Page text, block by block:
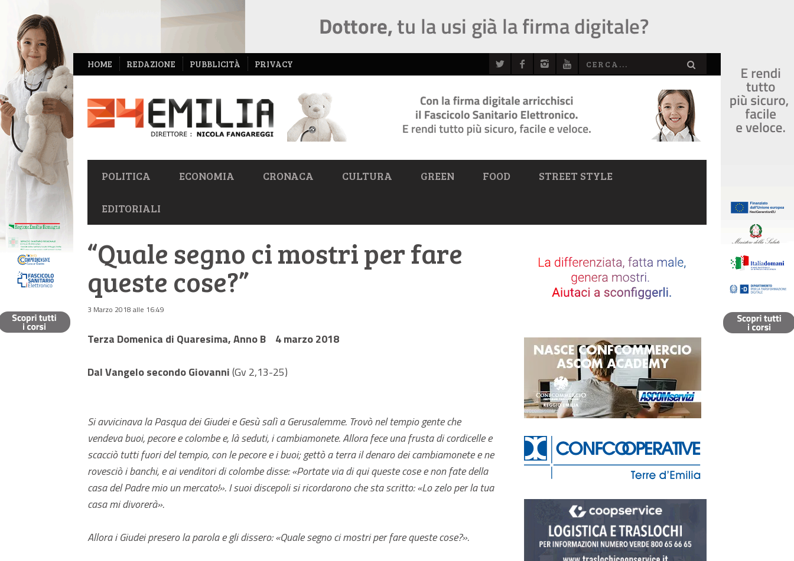
NAVIGAZIONE
SECONDARIA
HOME REDAZIONE PUBBLICITÀ PRIVACY
NAVIGAZIONE
PRIMARIA
POLITICA ECONOMIA CRONACA CULTURA GREEN FOOD STREET STYLE
EDITORIALI
“Quale segno ci mostri per fare
queste cose?”
3 Marzo 2018 alle 16:49
Terza Domenica di Quaresima, Anno B 4 marzo 2018
Dal Vangelo secondo Giovanni(Gv 2,13-25)
Si avvicinava la Pasqua dei Giudei e Gesù salì a Gerusalemme. Trovò nel tempio gente che
vendeva buoi, pecore e colombe e, là seduti, i cambiamonete. Allora fece una frusta di cordicelle e
scacciò tutti fuori del tempio, con le pecore e i buoi; gettò a terra il denaro dei cambiamonete e ne
rovesciò i banchi, e ai venditori di colombe disse: «Portate via di qui queste cose e non fate della
casa del Padre mio un mercato!». I suoi discepoli si ricordarono che sta scritto: «Lo zelo per la tua
casa mi divorerà».
Allora i Giudei presero la parola e gli dissero: «Quale segno ci mostri per fare queste cose?».